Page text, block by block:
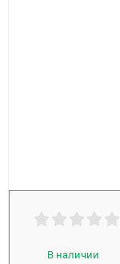
В наличии